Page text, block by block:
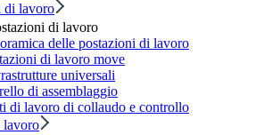
di lavoro
di lavoro
delle postazioni di lavoro
di lavoro move
universali
di assemblaggio
di lavoro di collaudo e controllo
lavoro